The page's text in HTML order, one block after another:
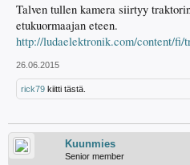
Talven tullen kamera siirtyy
etukuormaajan eteen.
http://ludaelektronik.com/content/fi/
26.06.2015
rick79 kiitti tästä.
Kuunmies
Senior member